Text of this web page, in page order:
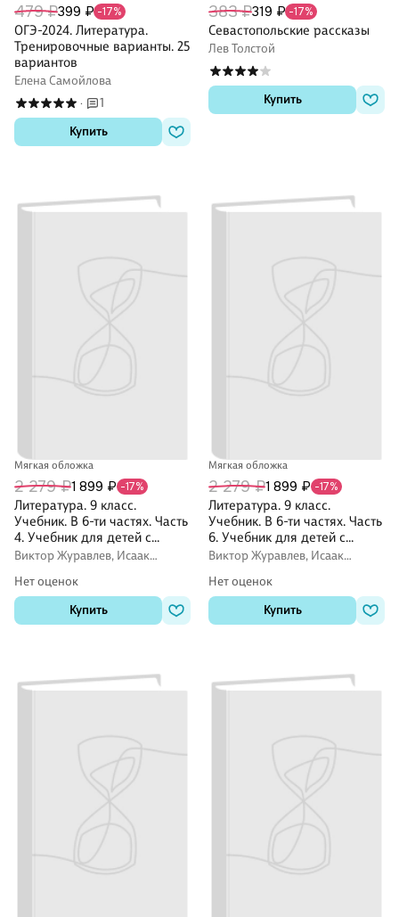
479 ₽399 ₽ -17%
ОГЭ-2024. Литература.
Тренировочные варианты. 25
вариантов
Елена Самойлова
·
1
Купить
383 ₽319 ₽ -17%
Севастопольские рассказы
Лев Толстой
Купить
Мягкая обложка
2 279 ₽1 899 ₽ -17%
Литература. 9 класс.
Учебник. В 6-ти частях. Часть
4. Учебник для детей с
нарушением зрения
Виктор Журавлев, Исаак
Вера Коровина
Нет оценок
Купить
Мягкая обложка
2 279 ₽1 899 ₽ -17%
Литература. 9 класс.
Учебник. В 6-ти частях. Часть
6. Учебник для детей с
нарушением зрения
Виктор Журавлев, Исаак
Вера Коровина
Нет оценок
Купить